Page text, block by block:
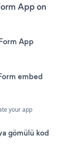
App on
App
embed
your app
gömülü kod